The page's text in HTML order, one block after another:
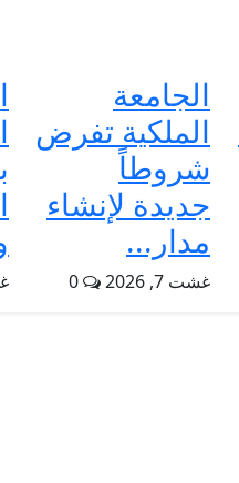
الجامعة
الملكية تفرض
شروطاً
جديدة لإنشاء
مدار...
غشت 7, 2026